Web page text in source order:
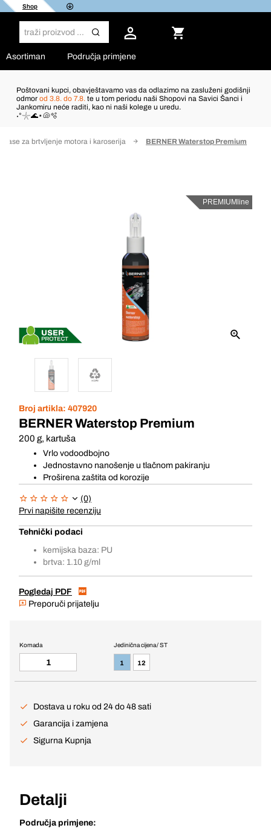
Shop
Asortiman Područja primjene
Poštovani kupci, obavještavamo vas da odlazimo na zasluženi godišnji
odmor od 3.8. do 7.8. te u tom periodu naši Shopovi na Savici Šanci i
Jankomiru neće raditi, kao ni naši kolege u uredu.
˖°𓇼🌊⋆🐚🫧
Mase za brtvljenje motora i karoserija BERNER Waterstop Premium
PREMIUMline
Broj artikla: 407920
BERNER Waterstop Premium
200 g, kartuša
Vrlo vodoodbojno
Jednostavno nanošenje u tlačnom pakiranju
Proširena zaštita od korozije
(0)
Prvi napišite recenziju
Tehnički podaci
kemijska baza: PU
brtva: 1.10 g/ml
Pogledaj PDF
Preporuči prijatelju
Jedinična cijena / ST
1 12
Komada
Dostava u roku od 24 do 48 sati
Garancija i zamjena
Sigurna Kupnja
Detalji
Područja primjene: